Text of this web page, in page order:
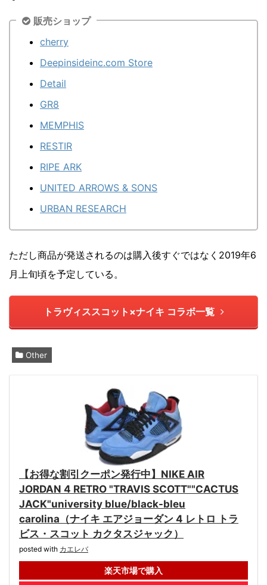
販売ショップ
cherry
Deepinsideinc.com Store
Detail
GR8
MEMPHIS
RESTIR
RIPE ARK
UNITED ARROWS & SONS
URBAN RESEARCH
ただし商品が発送されるのは購入後すぐではなく2019年6
月上旬頃を予定している。
トラヴィススコット×ナイキ コラボ一覧
Other
【お得な割引クーポン発行中】NIKE AIR
JORDAN 4 RETRO "TRAVIS SCOTT""CACTUS
JACK"university blue/black-bleu
carolina（ナイキ エアジョーダン 4 レトロ トラ
ビス・スコット カクタスジャック）
posted with カエレバ
楽天市場で購入